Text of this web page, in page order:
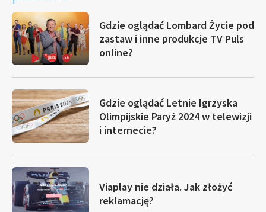
Gdzie oglądać Lombard Życie pod
zastaw i inne produkcje TV Puls
online?
Gdzie oglądać Letnie Igrzyska
Olimpijskie Paryż 2024 w telewizji
i internecie?
Viaplay nie działa. Jak złożyć
reklamację?